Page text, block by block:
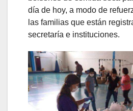
día de hoy, a modo de
las familias que están
secretaría e instituciones.